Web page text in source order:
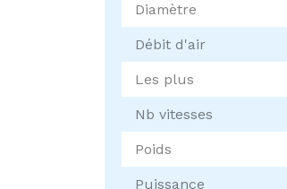
Diamètre
Débit d'air
Les plus
Nb vitesses
Poids
Puissance